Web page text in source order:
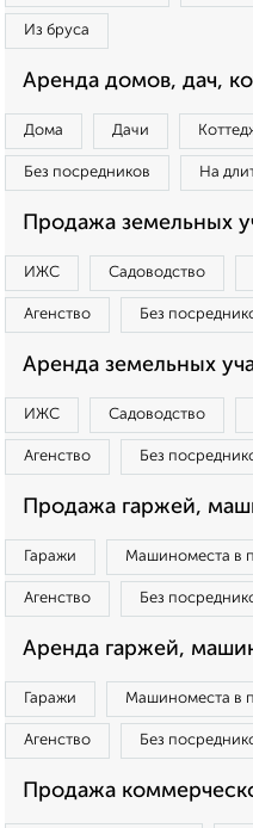
Из бруса
Аренда домов, дач,
Дома Дачи
Без посредников На
Продажа земельных
ИЖС Садоводство
Агенство Без
Аренда земельных
ИЖС Садоводство
Агенство Без
Продажа гаржей,
Гаражи Машиноместа в
Агенство Без
Аренда гаржей,
Гаражи Машиноместа в
Агенство Без
Продажа